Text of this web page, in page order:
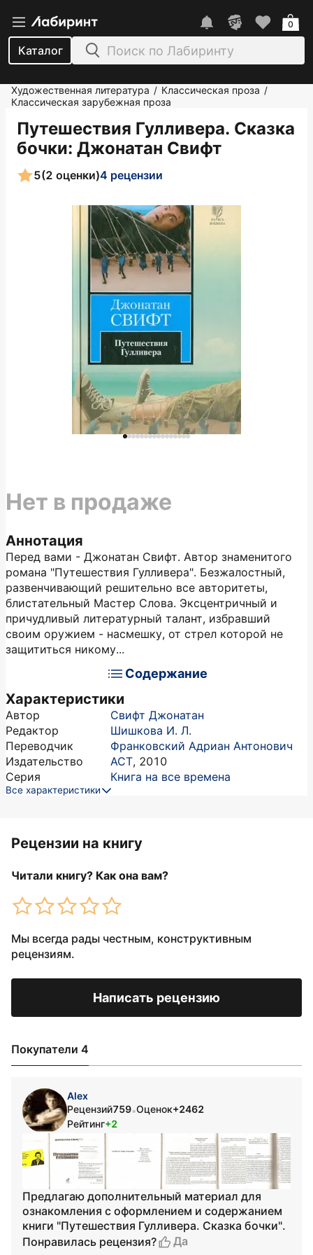
Каталог
0
Художественная литература / Классическая проза /
Классическая зарубежная проза
Путешествия Гулливера. Сказка
бочки: Джонатан Свифт
5(2 оценки)4 рецензии
Аннотация
Перед вами - Джонатан Свифт. Автор знаменитого
романа "Путешествия Гулливера". Безжалостный,
развенчивающий решительно все авторитеты,
блистательный Мастер Слова. Эксцентричный и
причудливый литературный талант, избравший
своим оружием - насмешку, от стрел которой не
защититься никому...
Содержание
Характеристики
Автор
Свифт Джонатан
Редактор
Шишкова И. Л.
Переводчик
Франковский Адриан Антонович
Издательство
АСТ, 2010
Серия
Книга на все времена
Все характеристики
Нет в продаже
Рецензии на книгу
Читали книгу? Как она вам?
Мы всегда рады честным, конструктивным
рецензиям.
Написать рецензию
Покупатели 4
Alex
Рецензий759•Оценок+2462
Рейтинг+2
Предлагаю дополнительный материал для
ознакомления с оформлением и содержанием
книги "Путешествия Гулливера. Сказка бочки".
Понравилась рецензия?
Да